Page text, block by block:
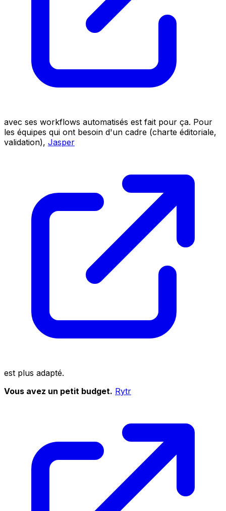
avec ses workflows automatisés est fait pour ça. Pour
les équipes qui ont besoin d'un cadre (charte éditoriale,
validation), Jasper
est plus adapté.
Vous avez un petit budget. Rytr